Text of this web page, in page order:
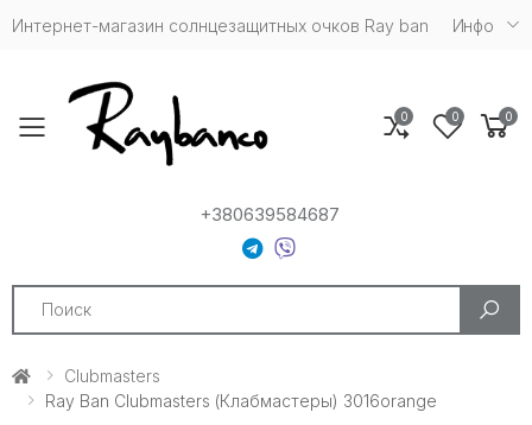
Интернет-магазин солнцезащитных очков Ray ban Инфо
Toggle mobile menu
+380639584687
Search
0 0 0
Clubmasters
Ray Ban Clubmasters (Клабмастеры) 3016orange